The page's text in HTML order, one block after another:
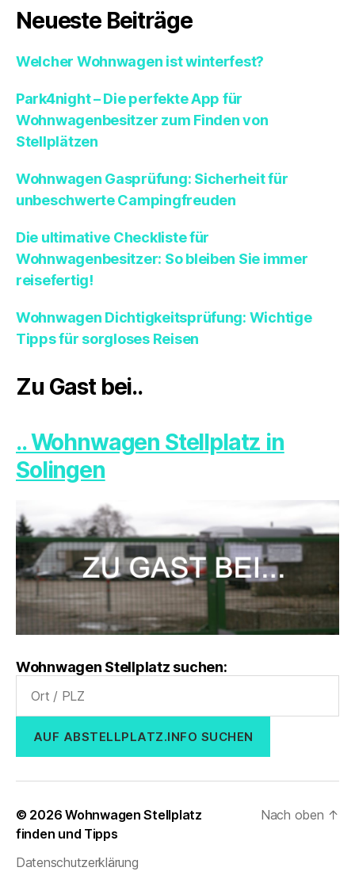
Neueste Beiträge
Welcher Wohnwagen ist winterfest?
Park4night – Die perfekte App für
Wohnwagenbesitzer zum Finden von
Stellplätzen
Wohnwagen Gasprüfung: Sicherheit für
unbeschwerte Campingfreuden
Die ultimative Checkliste für
Wohnwagenbesitzer: So bleiben Sie immer
reisefertig!
Wohnwagen Dichtigkeitsprüfung: Wichtige
Tipps für sorgloses Reisen
Zu Gast bei..
.. Wohnwagen Stellplatz in
Solingen
Wohnwagen Stellplatz suchen:
AUF ABSTELLPLATZ.INFO SUCHEN
© 2026Wohnwagen Stellplatz
finden und Tipps
Datenschutzerklärung
Nach oben ↑